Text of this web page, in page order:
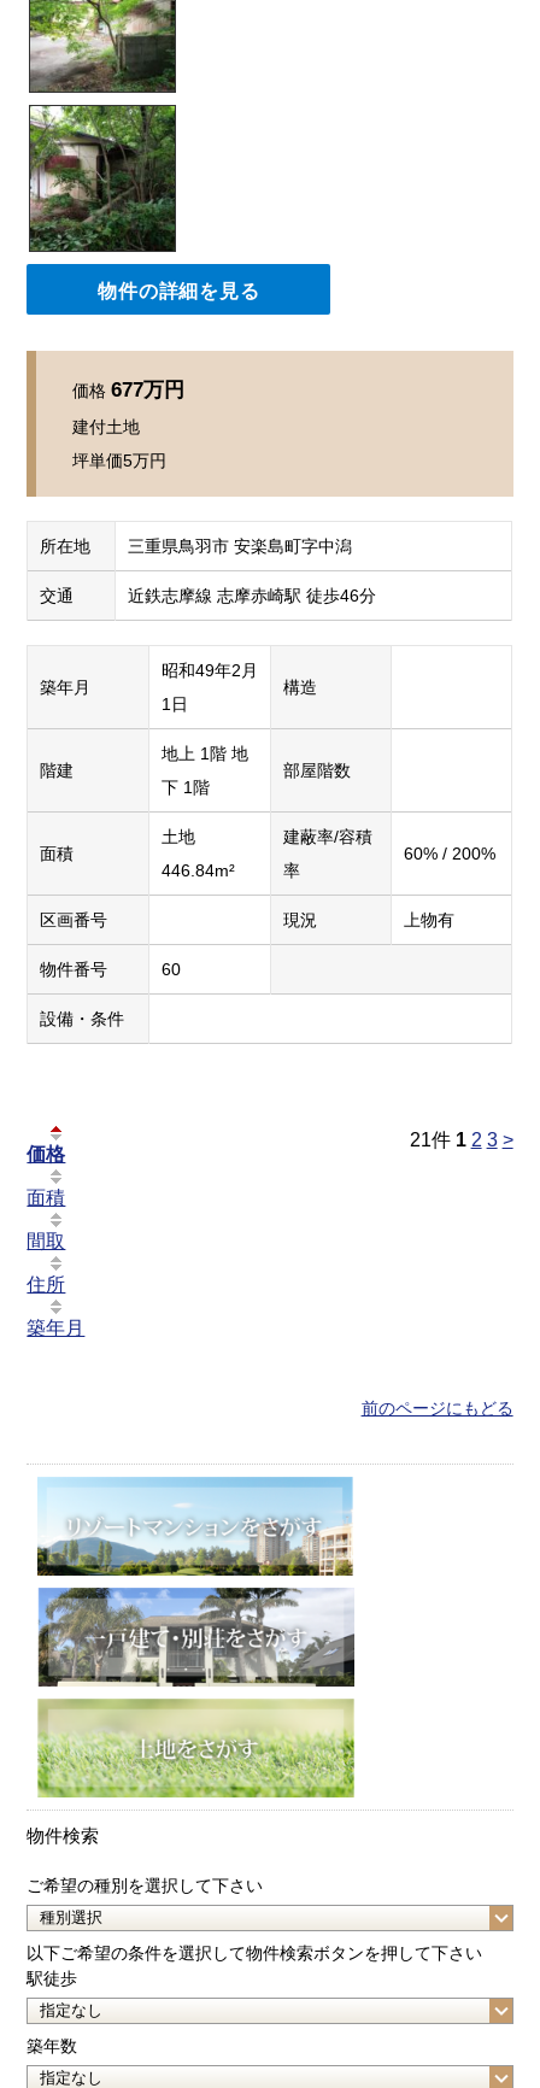
物件の詳細を見る
価格 677万円
建付土地
坪単価5万円
所在地 三重県鳥羽市 安楽島町字中潟
交通 近鉄志摩線 志摩赤崎駅 徒歩46分
築年月
昭和49年2月
1日
構造
階建
地上 1階 地
下 1階
部屋階数
面積
土地
446.84m²
建蔽率/容積
率
60% / 200%
区画番号 現況 上物有
物件番号 60
設備・条件
価格
面積
間取
住所
築年月
21件 1 2 3 >
前のページにもどる
物件検索
ご希望の種別を選択して下さい
以下ご希望の条件を選択して物件検索ボタンを押して下さい
駅徒歩
築年数